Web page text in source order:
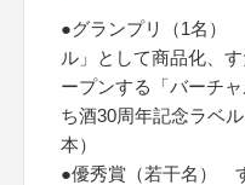
●グランプリ（1名）
ル」として商品化、
ープンする「バーチ
ち酒30周年記念ラベ
本）
●優秀賞（若干名）